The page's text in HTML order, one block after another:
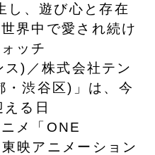
し、遊び心と存在
界中で愛され続け
ッチ
)／株式会社テン
・渋谷区)」は、今
る日
メ「ONE
映アニメーション